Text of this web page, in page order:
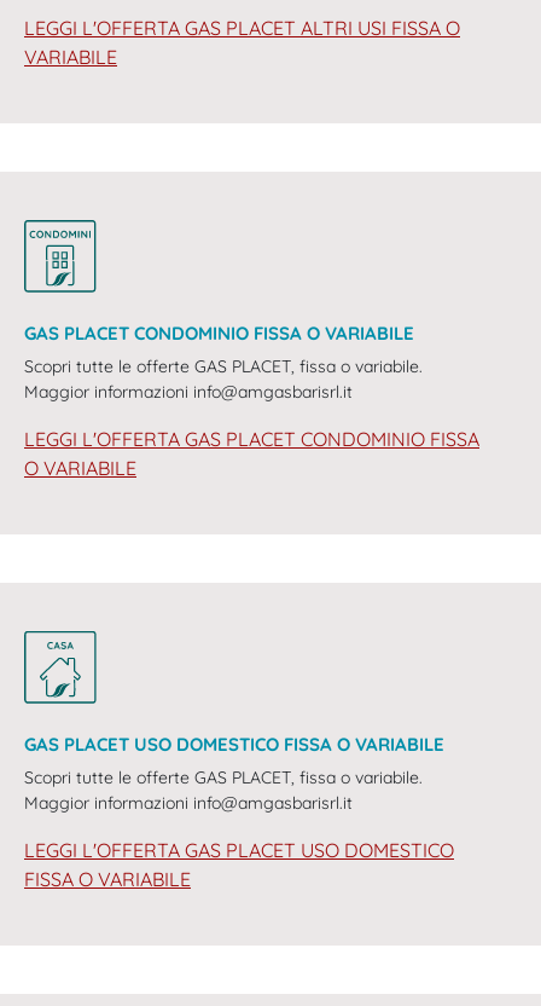
LEGGI L'OFFERTA GAS PLACET ALTRI USI FISSA O
VARIABILE
GAS PLACET CONDOMINIO FISSA O VARIABILE
Scopri tutte le offerte GAS PLACET, fissa o variabile.
Maggior informazioni info@amgasbarisrl.it
LEGGI L'OFFERTA GAS PLACET CONDOMINIO FISSA
O VARIABILE
GAS PLACET USO DOMESTICO FISSA O VARIABILE
Scopri tutte le offerte GAS PLACET, fissa o variabile.
Maggior informazioni info@amgasbarisrl.it
LEGGI L'OFFERTA GAS PLACET USO DOMESTICO
FISSA O VARIABILE